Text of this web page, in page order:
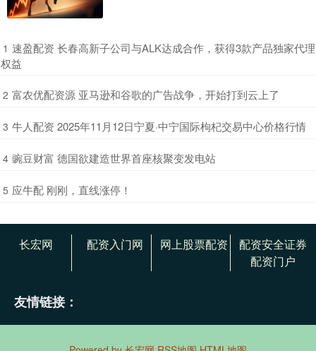
1 ​速盈配资 长春高新子公司与ALK达成合作，获得3款产品独家代理
权益
2 ​富农优配资源 亚马逊和谷歌的广告战争，开始打到云上了
3 ​牛人配资 2025年11月12日宁夏·中宁国际枸杞交易中心价格行情
4 ​豌豆财富 德国欲建造世界首座核聚变发电站
5 ​应牛配 刚刚，直线涨停！
长宏网 配资入门网 网上股票配资
配资安全证券
配资门户
友情链接：